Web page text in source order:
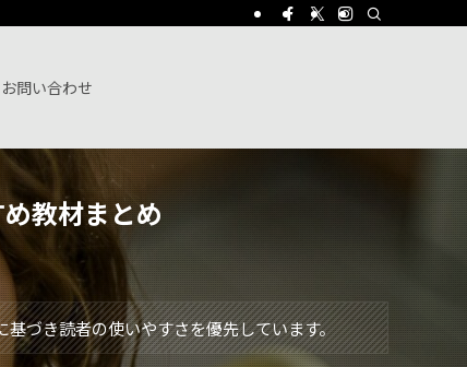
お問い合わせ
教材まとめ
づき読者の使いやすさを優先しています。